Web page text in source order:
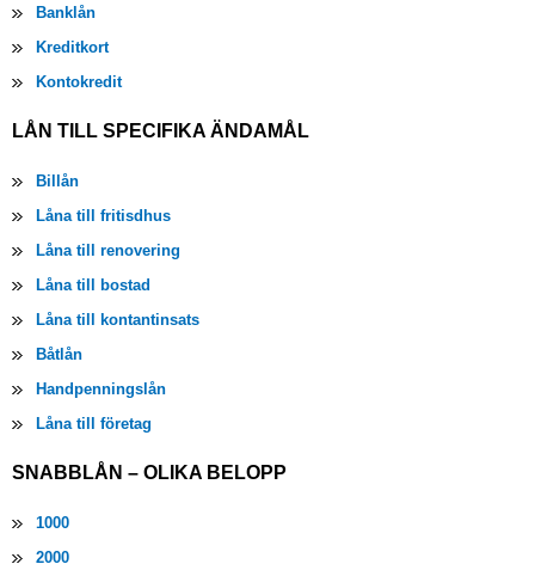
Banklån
Kreditkort
Kontokredit
LÅN TILL SPECIFIKA ÄNDAMÅL
Billån
Låna till fritisdhus
Låna till renovering
Låna till bostad
Låna till kontantinsats
Båtlån
Handpenningslån
Låna till företag
SNABBLÅN – OLIKA BELOPP
1000
2000